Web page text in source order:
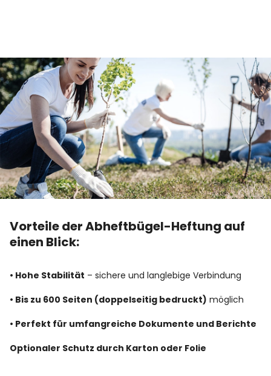
Vorteile der Abheftbügel-Heftung auf
einen Blick:
• Hohe Stabilität – sichere und langlebige Verbindung
• Bis zu 600 Seiten (doppelseitig bedruckt) möglich
• Perfekt für umfangreiche Dokumente und Berichte
Optionaler Schutz durch Karton oder Folie